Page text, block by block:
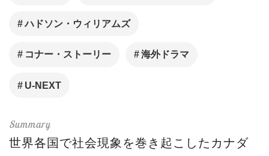
ハドソン・ウィリアムズ
コナー・ストーリー 海外ドラマ
U-NEXT
世界各国で社会現象を巻き起こしたカナダ